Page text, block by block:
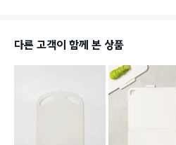
다른 고객이 함께 본 상품